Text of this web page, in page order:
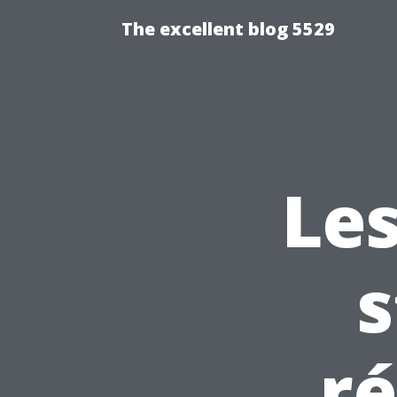
The excellent blog 5529